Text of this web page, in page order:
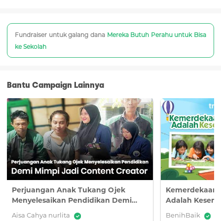
Fundraiser untuk galang dana Mereka Butuh Perahu untuk Bisa
ke Sekolah
Bantu Campaign Lainnya
Perjuangan Anak Tukang Ojek
Menyelesaikan Pendidikan Demi
Mimpi Jadi Content Creator
Aisa Cahya nurlita
Kemerdekaan
Adalah
BenihBaik